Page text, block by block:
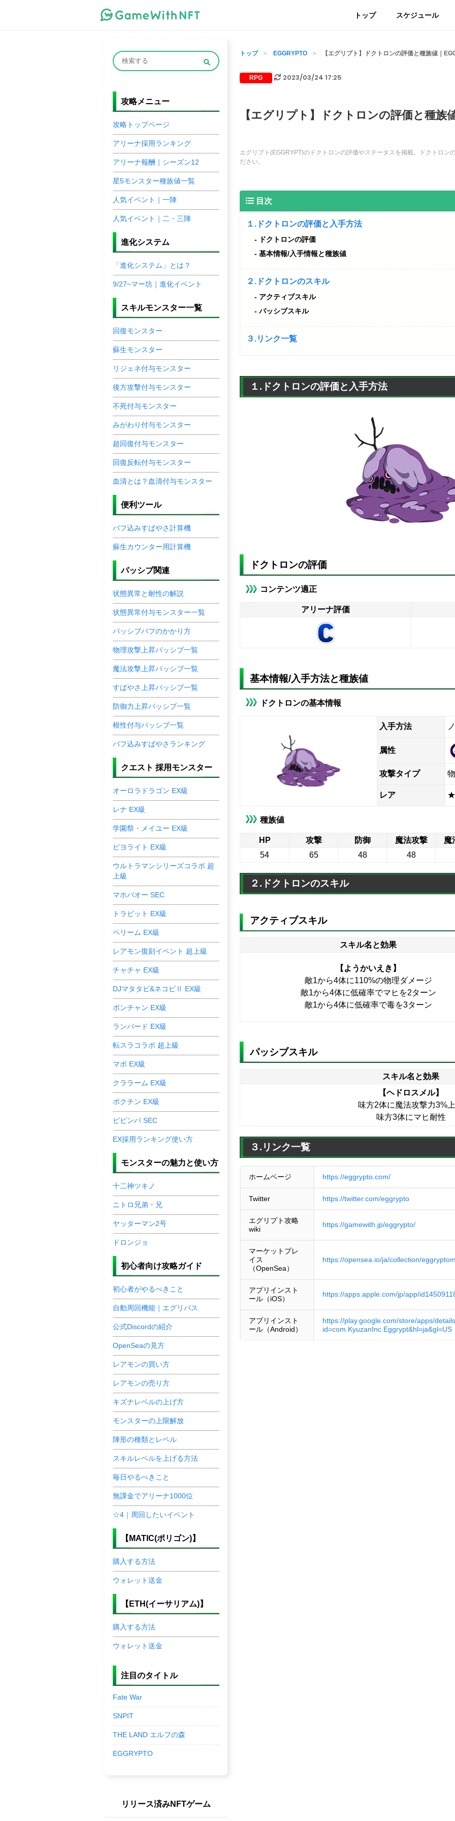
トップ スケジュール
トップ EGGRYPTO 【エグリプト】ドクトロンの評価と種族値｜
RPG 2023/03/24 17:25
【エグリプト】ドクトロンの評価と種族
エグリプト(EGGRYPT)のドクトロンの評価やステータスを掲載。ドクトロン
ださい。
目次
１.ドクトロンの評価と入手方法
ドクトロンの評価
基本情報/入手情報と種族値
２.ドクトロンのスキル
アクティブスキル
パッシブスキル
３.リンク一覧
１.ドクトロンの評価と入手方法
ドクトロンの評価
コンテンツ適正
アリーナ評価
基本情報/入手方法と種族値
ドクトロンの基本情報
入手方法
属性
攻撃タイプ
レア
種族値
HP 攻撃 防御 魔法攻撃 魔
54
65 48 48
２.ドクトロンのスキル
アクティブスキル
スキル名と効果
【ようかいえき】
敵1から4体に110%の物理ダメージ
敵1から4体に低確率でマヒを2ターン
敵1から4体に低確率で毒を3ターン
パッシブスキル
スキル名と効果
【ヘドロスメル】
味方2体に魔法攻撃力3%
味方3体にマヒ耐性
３.リンク一覧
ホームページ https://eggrypto.com/
Twitter https://twitter.com/eggrypto
エグリプト攻略
wiki
https://gamewith.jp/eggrypto/
マーケットプレ
イス
（OpenSea）
https://opensea.io/ja/collection/
アプリインスト
ール（iOS）
https://apps.apple.com/jp/app/
アプリインスト
ール（Android）
https://play.google.com/store/apps/
id=com.KyuzanInc.Eggrypt&hl=ja&gl=US
攻略メニュー
攻略トップページ
アリーナ採用ランキング
アリーナ報酬｜シーズン12
星5モンスター種族値一覧
人気イベント｜一陣
人気イベント｜二・三陣
進化システム
「進化システム」とは？
9/27~マー坊｜進化イベント
スキルモンスター一覧
回復モンスター
蘇生モンスター
リジェネ付与モンスター
後方攻撃付与モンスター
不死付与モンスター
みがわり付与モンスター
超回復付与モンスター
回復反転付与モンスター
血清とは？血清付与モンスター
便利ツール
バフ込みすばやさ計算機
蘇生カウンター用計算機
パッシブ関連
状態異常と耐性の解説
状態異常付与モンスター一覧
パッシブバフのかかり方
物理攻撃上昇パッシブ一覧
魔法攻撃上昇パッシブ一覧
すばやさ上昇パッシブ一覧
防御力上昇パッシブ一覧
根性付与パッシブ一覧
バフ込みすばやさランキング
クエスト 採用モンスター
オーロラドラゴン EX級
レナ EX級
学園祭・メイユー EX級
ピヨライト EX級
ウルトラマンシリーズコラボ 超
上級
マホバオー SEC
トラビット EX級
ペリーム EX級
レアモン復刻イベント 超上級
チャチャ EX級
DJマタタビ&ネコビⅡ EX級
ボンチャン EX級
ランバード EX級
転スラコラボ 超上級
マボ EX級
クララーム EX級
ポクチン EX級
ピピンパ SEC
EX採用ランキング使い方
モンスターの魅力と使い方
十二神ツキノ
ニトロ兄弟・兄
ヤッターマン2号
ドロンジョ
初心者向け攻略ガイド
初心者がやるべきこと
自動周回機能｜エグリパス
公式Discordの紹介
OpenSeaの見方
レアモンの買い方
レアモンの売り方
キズナレベルの上げ方
モンスターの上限解放
陣形の種類とレベル
スキルレベルを上げる方法
毎日やるべきこと
無課金でアリーナ1000位
☆4｜周回したいイベント
【MATIC(ポリゴン)】
購入する方法
ウォレット送金
【ETH(イーサリアム)】
購入する方法
ウォレット送金
注目のタイトル
Fate War
SNPIT
THE LAND エルフの森
EGGRYPTO
リリース済みNFTゲーム